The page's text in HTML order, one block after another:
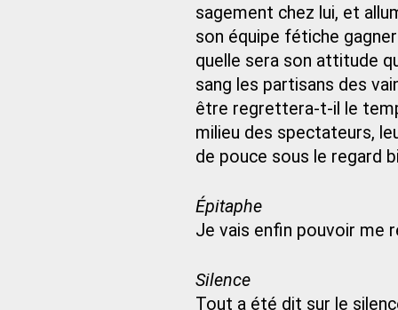
sagement chez lui, et
son équipe fétiche
quelle sera son attitude
sang les partisans des
être regrettera-t-il le
milieu des spectateurs,
de pouce sous le regard
Épitaphe
Je vais enfin pouvoir me
Silence
Tout a été dit sur le